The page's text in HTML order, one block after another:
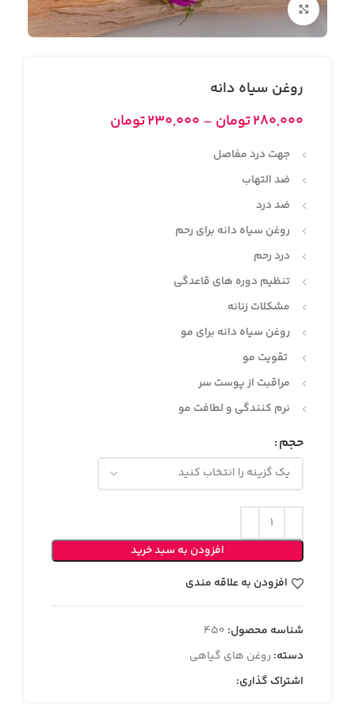
بزرگنمایی تصویر
روغن سیاه دانه
۲۸۰,۰۰۰تومان – ۲۳۰,۰۰۰تومان
جهت درد مفاصل
ضد التهاب
ضد درد
روغن سیاه دانه برای رحم
درد رحم
تنظیم دوره‌ های قاعدگی
مشکلات زنانه
روغن سیاه دانه برای مو
تقویت مو
مراقبت از پوست سر
نرم کنندگی و لطافت مو
حجم
افزودن به سبد خرید
افزودن به علاقه مندی
شناسه محصول: ۴۵۰
دسته: روغن های گیاهی
اشتراک گذاری: